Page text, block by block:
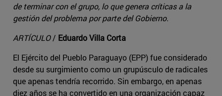
de terminar con el grupo, lo que genera críticas a la
gestión del problema por parte del Gobierno.
ARTÍCULO/ Eduardo Villa Corta
El Ejército del Pueblo Paraguayo (EPP) fue considerado
desde su surgimiento como un grupúsculo de radicales
que apenas tendría recorrido. Sin embargo, en apenas
diez años se ha convertido en una organización capaz